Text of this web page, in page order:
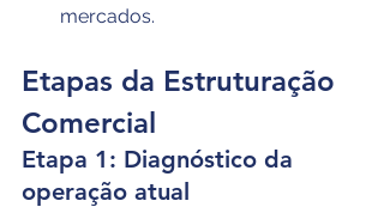
mercados.
Etapas da Estruturação
Comercial
Etapa 1: Diagnóstico da
operação atual